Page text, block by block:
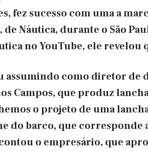
fez sucesso com uma a
de Náutica, durante o São
no YouTube, ele
assumindo como diretor de
Campos, que produz
o projeto de uma
do barco, que corresponde
o empresário, que